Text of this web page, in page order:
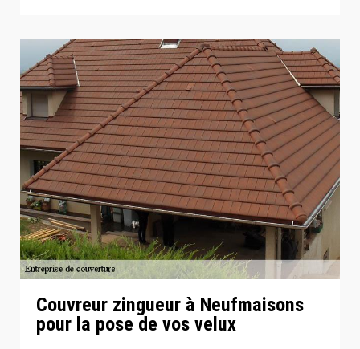
Couvreur zingueur à Neufmaisons
pour la pose de vos velux